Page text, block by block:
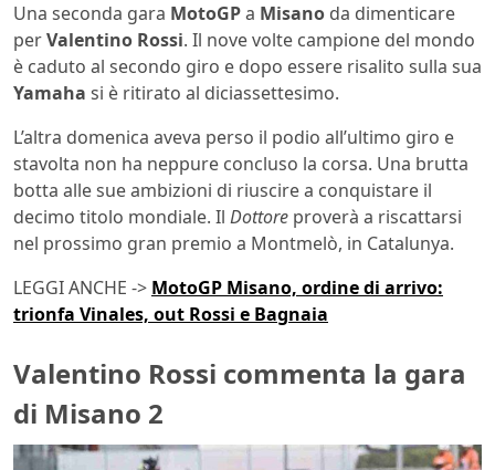
Una seconda gara MotoGPa Misano da dimenticare
perValentino Rossi. Il nove volte campione del mondo
è caduto al secondo giro e dopo essere risalito sulla sua
Yamaha si è ritirato al diciassettesimo.
L’altra domenica aveva perso il podio all’ultimo giro e
stavolta non ha neppure concluso la corsa. Una brutta
botta alle sue ambizioni di riuscire a conquistare il
decimo titolo mondiale. Il Dottore proverà a riscattarsi
nel prossimo gran premio a Montmelò, in Catalunya.
LEGGI ANCHE -> MotoGP Misano, ordine di arrivo:
trionfa Vinales, out Rossi e Bagnaia
Valentino Rossi commenta la gara
di Misano 2